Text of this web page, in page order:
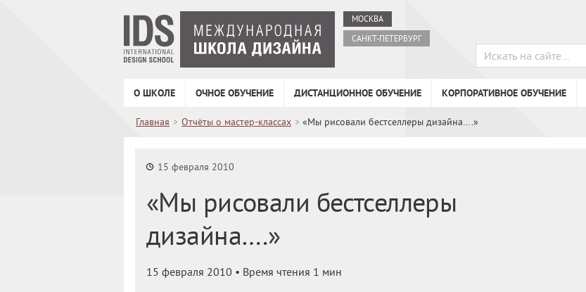
МОСКВА
САНКТ-ПЕТЕРБУРГ
О ШКОЛЕ ОЧНОЕ ОБУЧЕНИЕ ДИСТАНЦИОННОЕ ОБУЧЕНИЕ КОРПОРАТИВНОЕ ОБУЧЕНИЕ
Главная > Отчёты о мастер-классах > «Мы рисовали бестселлеры дизайна….»
15 февраля 2010
«Мы рисовали бестселлеры
дизайна….»
15 февраля 2010 • Время чтения 1 мин